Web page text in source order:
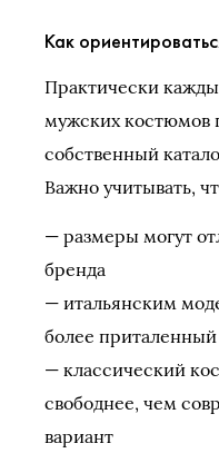
Как
Практически
мужских костюмов
собственный
Важно учитывать,
— размеры могут
бренда
— итальянским
более приталенный
— классический
свободнее, чем
вариант